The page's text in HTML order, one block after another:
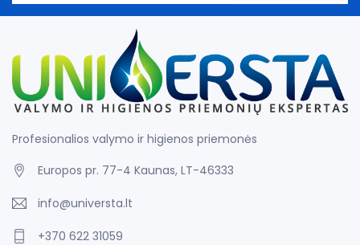
Profesionalios valymo ir higienos priemonės
Europos pr. 77-4 Kaunas, LT-46333
info@universta.lt
+370 622 31059